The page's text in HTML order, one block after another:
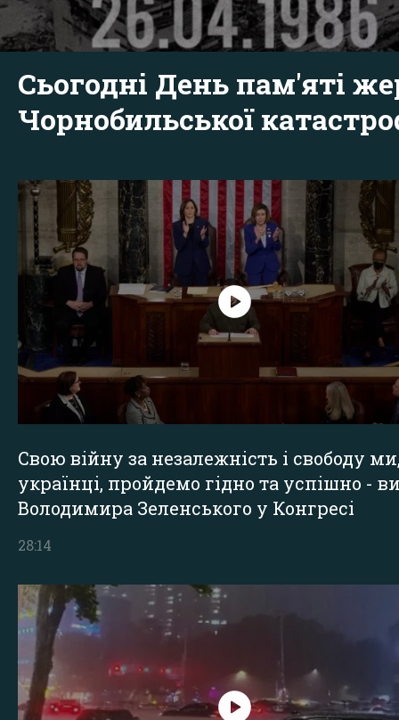
Сьогодні День пам'яті
Чорнобильської
Свою війну за незалежність і свободу
українці, пройдемо гідно та успішно -
Володимира Зеленського у Конгресі
28:14